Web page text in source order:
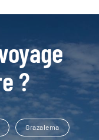
?
Grazalema